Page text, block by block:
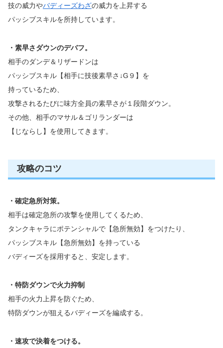
技の威力やバディーズわざの威力を上昇する
パッシブスキルを所持しています。
・素早さダウンのデバフ。
相手のダンデ＆リザードンは
パッシブスキル【相手に技後素早さ↓G９】を
持っているため、
攻撃されるたびに味方全員の素早さが１段階ダウン。
その他、相手のマサル＆ゴリランダーは
【じならし】を使用してきます。
攻略のコツ
・確定急所対策。
相手は確定急所の攻撃を使用してくるため、
タンクキャラにポテンシャルで【急所無効】をつけたり、
パッシブスキル【急所無効】を持っている
バディーズを採用すると、安定します。
・特防ダウンで火力抑制
相手の火力上昇を防ぐため、
特防ダウンが狙えるバディーズを編成する。
・速攻で決着をつける。